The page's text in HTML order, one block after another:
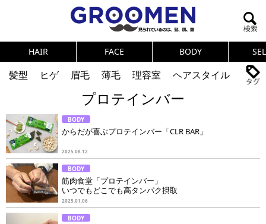
HAIR FACE BODY
髪型 ヒゲ 眉毛 薄毛 理容室
ヘアスタイル
体臭 ニオイ
連載
メンズコスメ
NEWS PICK UP 筋肉
女の本音
テストステロン
海外セレブ
健康
スキンケア 食事
調査結果
トレーニング
好印象な男
頭皮ケア
プロテインバー
BODY
からだが喜ぶプロテインバー「CLR BAR」
2025.08.12
BODY
筋肉食堂「プロテインバー」
いつでもどこでも高タンパク摂取
2025.01.06
BODY